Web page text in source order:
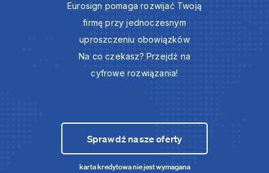
Eurosign pomaga rozwijać Twoją
firmę przy jednoczesnym
uproszczeniu obowiązków
Na co czekasz? Przejdź na
cyfrowe rozwiązania!
Sprawdź nasze oferty
karta kredytowa nie jest wymagana